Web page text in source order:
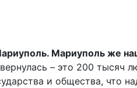
Мариуполь же
– это 200 тысяч
и общества, что